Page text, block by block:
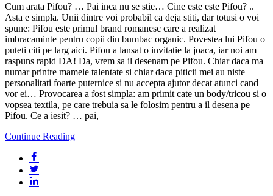
Cum arata Pifou? … Pai inca nu se stie… Cine este este Pifou? ..
Asta e simpla. Unii dintre voi probabil ca deja stiti, dar totusi o voi
spune: Pifou este primul brand romanesc care a realizat
imbracaminte pentru copii din bumbac organic. Povestea lui Pifou o
puteti citi pe larg aici. Pifou a lansat o invitatie la joaca, iar noi am
raspuns rapid DA! Da, vrem sa il desenam pe Pifou. Chiar daca ma
numar printre mamele talentate si chiar daca piticii mei au niste
personalitati foarte puternice si nu accepta ajutor decat atunci cand
vor ei… Provocarea a fost simpla: am primit cate un body/tricou si o
vopsea textila, pe care trebuia sa le folosim pentru a il desena pe
Pifou. Ce a iesit? … pai,
Continue Reading